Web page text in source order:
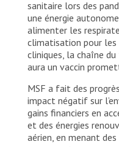
sanitaire lors des
une énergie
alimenter les
climatisation pour les
cliniques, la chaîne
aura un vaccin
MSF a fait des
impact négatif sur
gains financiers en
et des énergies
aérien, en menant